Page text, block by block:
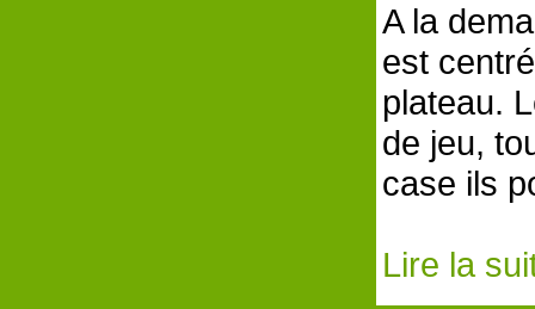
A la
est
plateau.
de jeu,
case ils
Lire la